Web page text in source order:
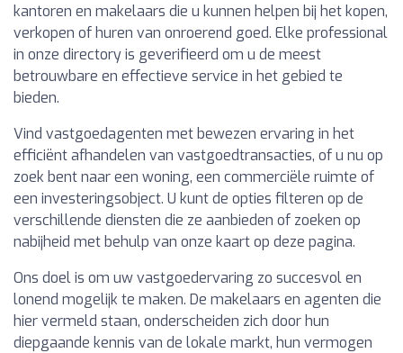
kantoren en makelaars die u kunnen helpen bij het kopen,
verkopen of huren van onroerend goed. Elke professional
in onze directory is geverifieerd om u de meest
betrouwbare en effectieve service in het gebied te
bieden.
Vind vastgoedagenten met bewezen ervaring in het
efficiënt afhandelen van vastgoedtransacties, of u nu op
zoek bent naar een woning, een commerciële ruimte of
een investeringsobject. U kunt de opties filteren op de
verschillende diensten die ze aanbieden of zoeken op
nabijheid met behulp van onze kaart op deze pagina.
Ons doel is om uw vastgoedervaring zo succesvol en
lonend mogelijk te maken. De makelaars en agenten die
hier vermeld staan, onderscheiden zich door hun
diepgaande kennis van de lokale markt, hun vermogen